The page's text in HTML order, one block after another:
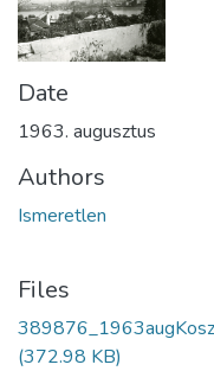
Date
1963. augusztus
Authors
Ismeretlen
Files
(372.98 KB)